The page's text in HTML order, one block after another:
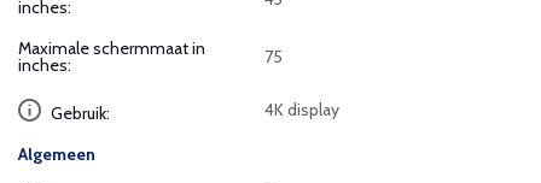
inches:
Maximale schermmaat in
inches: 75
Gebruik: 4K display
Algemeen